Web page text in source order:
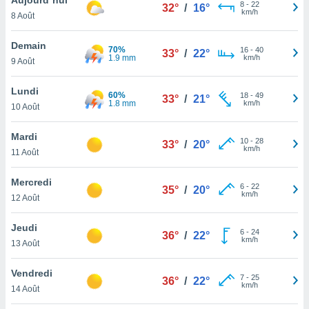
et
»,
au
vous
qu'ils
ou
le
ainsi
un
la
du
8 Août
32° / 16° 8- 22
km/h
Demain
9 Août
70%
1.9 mm
33° / 22° 16- 40
km/h
Lundi
10 Août
60%
1.8 mm
33° / 21° 18- 49
km/h
Mardi
11 Août
33° / 20° 10- 28
km/h
Mercredi
12 Août
35° / 20° 6- 22
km/h
Jeudi
13 Août
36° / 22° 6- 24
km/h
Vendredi
14 Août
36° / 22° 7- 25
km/h